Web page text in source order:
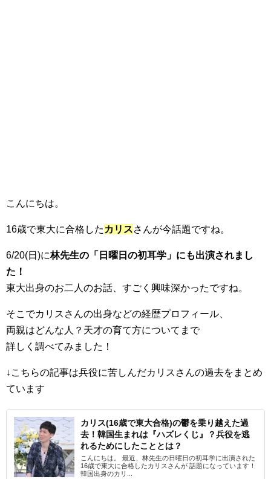
こんにちは。
16歳で東大に合格した カリスさんが今話題ですね。
6/20(日)に林先生の「日曜日の初耳学」にも出演されまし
た！
東大出身のお二人のお話、すごく興味深かったですね。
そこでカリスさんの出身などの経歴プロフィール、
両親はどんな人？天才の育て方についてまで
詳しく調べてみました！
↓こちらの記事は兵役に苦しんだカリスさんの過去をまとめ
ています
カリス(16歳で東大合格)の鬱を乗り越えた過
去！韓国生まれは『ハズレくじ』？兵役を逃
れるためにしたこととは？
こんにちは。 最近、林先生の日曜日の初耳学に出演された
16歳で東大に合格したカリスさんが 話題になっています！
韓国出身のカリ...